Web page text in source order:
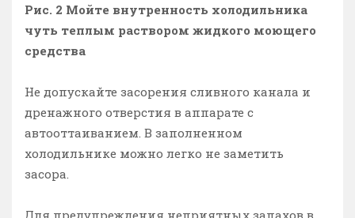
Рис. 2 Мойте внутренность холодильника
чуть теплым раствором жидкого моющего
средства
Не допускайте засорения сливного канала и
дренажного отверстия в аппарате с
автооттаиванием. В заполненном
холодильнике можно легко не заметить
засора.
Для предупреждения неприятных запахов в